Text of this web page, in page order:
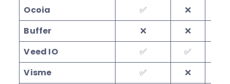
Ocoia
✅
❌
Buffer
❌
❌
Veed IO
✅
✅
Visme
✅
❌